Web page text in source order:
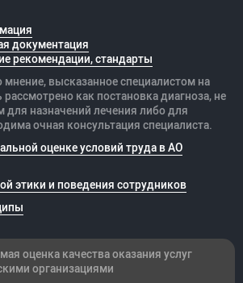
документация
рекомендации, стандарты
высказанное специалистом на
как постановка диагноза, не
для назначений лечения либо для
очная консультация специалиста.
оценке условий труда в АО
этики и поведения сотрудников
оценка качества оказания услуг
организациями